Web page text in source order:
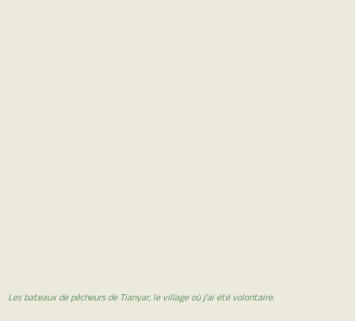
Les bateaux de pêcheurs de Tianyar, le village où j’ai été volontaire.